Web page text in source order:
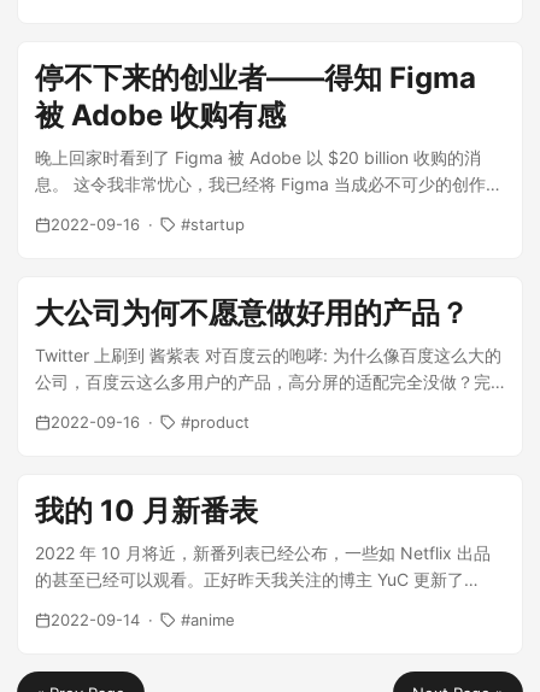
停不下来的创业者——得知 Figma
被 Adobe 收购有感
晚上回家时看到了 Figma 被 Adobe 以 $20 billion 收购的消
息。 这令我非常忧心，我已经将 Figma 当成必不可少的创作工
2022-09-16 startup
大公司为何不愿意做好用的产品？
Twitter 上刷到 酱紫表 对百度云的咆哮: 为什么像百度这么大的
公司，百度云这么多用户的产品，高分屏的适配完全没做？完
2022-09-16 product
我的 10 月新番表
2022 年 10 月将近，新番列表已经公布，一些如 Netflix 出品
的甚至已经可以观看。正好昨天我关注的博主 YuC 更新了
2022-09-14 anime